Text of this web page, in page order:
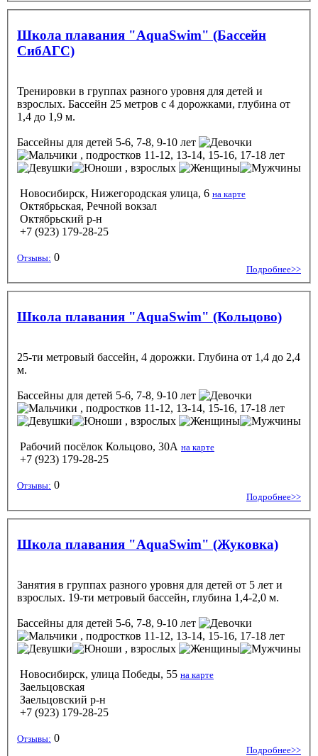
Школа плавания "AquaSwim" (Бассейн
СибАГС)
Тренировки в группах разного уровня для детей и
взрослых. Бассейн 25 метров с 4 дорожками, глубина от
1,4 до 1,9 м.
Бассейны для детей 5-6, 7-8, 9-10 лет
, подростков 11-12, 13-14, 15-16, 17-18 лет
, взрослых
Новосибирск, Нижегородская улица, 6 на карте
Октябрьская, Речной вокзал
Октябрьский р-н
+7 (923) 179-28-25
Отзывы: 0
Подробнее>>
Школа плавания "AquaSwim" (Кольцово)
25-ти метровый бассейн, 4 дорожки. Глубина от 1,4 до 2,4
м.
Бассейны для детей 5-6, 7-8, 9-10 лет
, подростков 11-12, 13-14, 15-16, 17-18 лет
, взрослых
Рабочий посёлок Кольцово, 30А на карте
+7 (923) 179-28-25
Отзывы: 0
Подробнее>>
Школа плавания "AquaSwim" (Жуковка)
Занятия в группах разного уровня для детей от 5 лет и
взрослых. 19-ти метровый бассейн, глубина 1,4-2,0 м.
Бассейны для детей 5-6, 7-8, 9-10 лет
, подростков 11-12, 13-14, 15-16, 17-18 лет
, взрослых
Новосибирск, улица Победы, 55 на карте
Заельцовская
Заельцовский р-н
+7 (923) 179-28-25
Отзывы: 0
Подробнее>>